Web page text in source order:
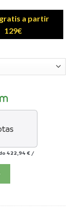
a partir
129€
422,94 € /